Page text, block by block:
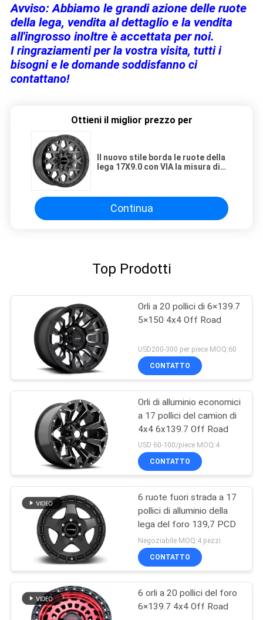
Avviso: Abbiamo le grandi azione delle ruote
della lega, vendita al dettaglio e la vendita
all'ingrosso inoltre è accettata per noi.
I ringraziamenti per la vostra visita, tutti i
bisogni e le domande soddisfanno ci
contattano!
Ottieni il miglior prezzo per
Il nuovo stile borda le ruote della
lega 17X9.0 con VIA la misura di
di SUV
Continua
Top Prodotti
Orli a 20 pollici di 6×139.7
5×150 4x4 Off Road
USD200-300 per piece MOQ:60
CONTATTO
Orli di alluminio economici
a 17 pollici del camion di
4x4 6x139.7 Off Road
USD 60-100/piece MOQ:4
CONTATTO
6 ruote fuori strada a 17
pollici di alluminio della
lega del foro 139,7 PCD
Negoziabile MOQ:4 pezzi
CONTATTO
6 orli a 20 pollici del foro
6×139.7 4x4 Off Road